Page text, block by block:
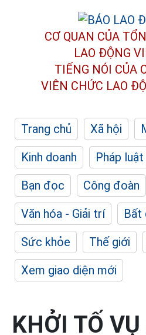
CƠ QUAN CỦA
LAO ĐỘNG
TIẾNG NÓI CỦA
VIÊN CHỨC LAO
Trang chủ Xã hội
Kinh doanh
Pháp luật
Bạn đọc
Công đoàn
Văn hóa - Giải trí
Bất
Sức khỏe
Thế giới
Xem giao diện mới
KHỞI TỐ